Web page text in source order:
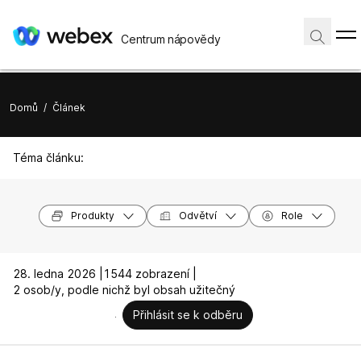
Centrum nápovědy
Domů / Článek
Téma článku:
Produkty Odvětví Role
28. ledna 2026 |
1544 zobrazení |
2 osob/y, podle nichž byl obsah užitečný
Přihlásit se k odběru